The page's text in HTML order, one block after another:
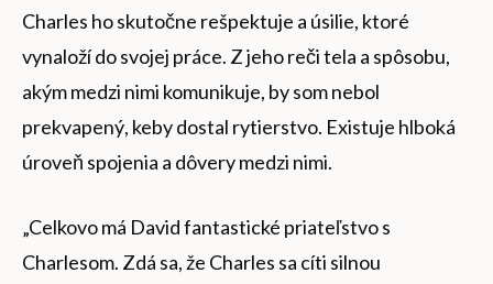
Charles ho skutočne rešpektuje a úsilie, ktoré
vynaloží do svojej práce. Z jeho reči tela a spôsobu,
akým medzi nimi komunikuje, by som nebol
prekvapený, keby dostal rytierstvo. Existuje hlboká
úroveň spojenia a dôvery medzi nimi.
„Celkovo má David fantastické priateľstvo s
Charlesom. Zdá sa, že Charles sa cíti silnou